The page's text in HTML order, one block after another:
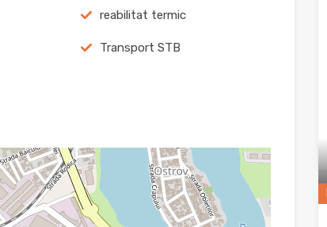
reabilitat termic
Transport STB